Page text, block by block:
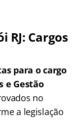
RJ: Cargos
para o cargo
e Gestão
no
a legislação